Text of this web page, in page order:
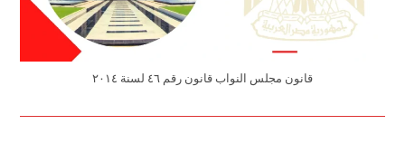
قانون مجلس النواب قانون رقم ٤٦ لسنة ٢٠١٤